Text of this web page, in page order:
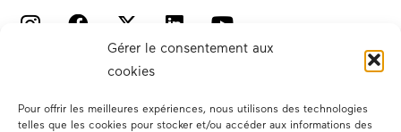
Gérer le consentement aux
cookies
Pour offrir les meilleures expériences, nous utilisons des technologies
telles que les cookies pour stocker et/ou accéder aux informations des